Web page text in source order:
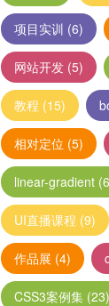
项目实训 (6)
网站开发 (5)
教程 (15)
相对定位 (5)
linear-gradient
UI直播课程 (9)
作品展 (4)
CSS3案例集 (23)